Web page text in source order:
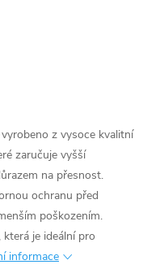
z vysoce kvalitní
zaručuje vyšší
na přesnost.
ochranu před
poškozením.
je ideální pro
informace